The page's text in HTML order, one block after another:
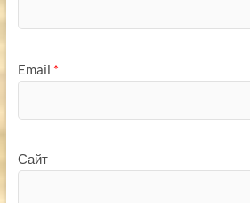
Email *
Сайт